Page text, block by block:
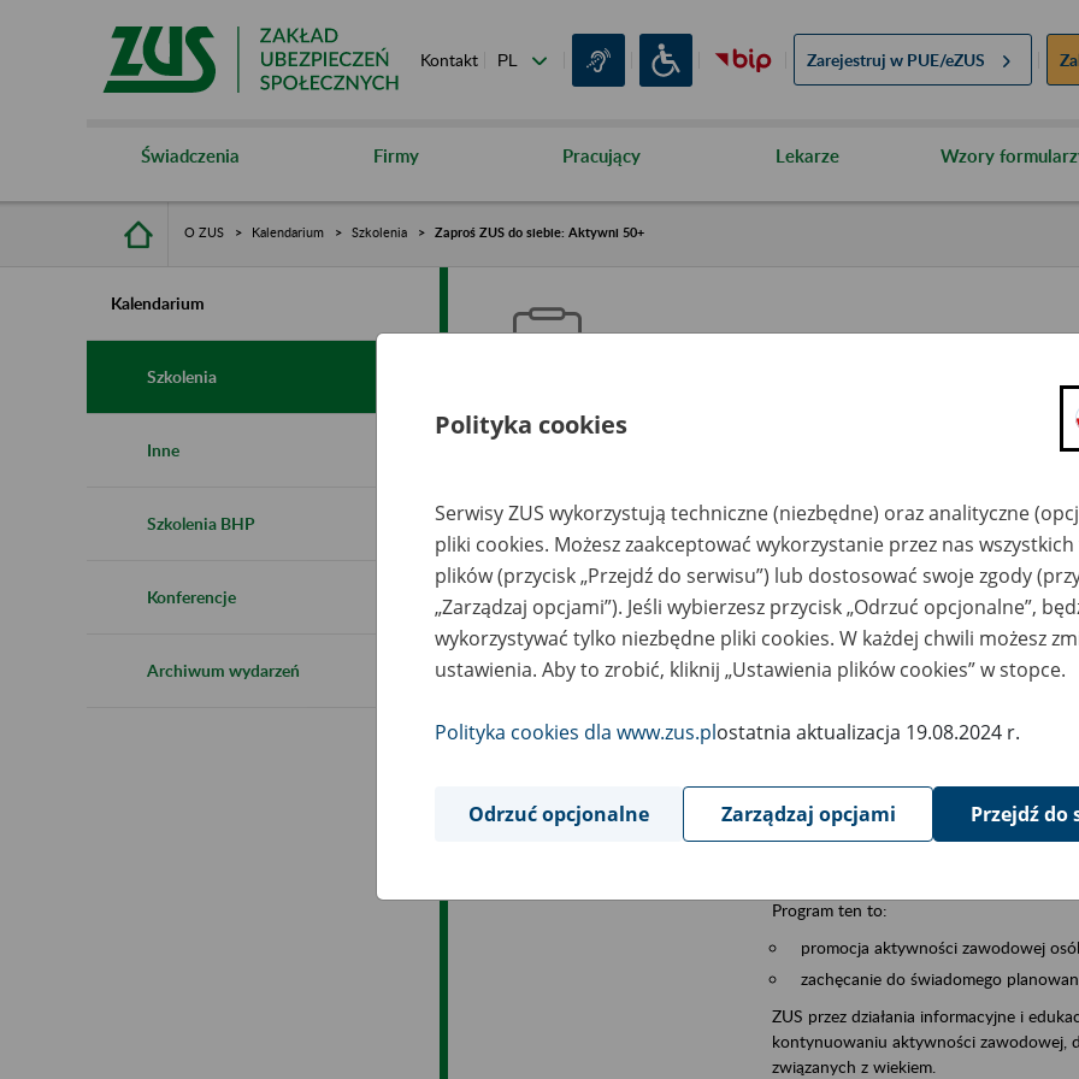
Kontakt Zarejestruj w PUE/eZUS
Świadczenia Firmy Pracujący Lekarze Wzory
O ZUS Kalendarium Szkolenia Zaproś ZUS do siebie: Aktywni 50+
Kalendarium
Szkolenia
Inne
Szkolenia BHP
Konferencje
Archiwum wydarzeń
Zaproś ZUS do siebie: Aktywni
Rodzaj wydarzenia Szkolenia
Obszar merytoryczny płatnicy, ubezpieczeni, świadczeniobiorcy
Opis wydarzenia
Szkolenie stacjonarne w siedzibie firmy,
Zgłoszenia przyjmujemy na adres e-mail:
W temacie wiadomości wpisz: Zaproś
Poznań/Konin/Koło/Turek/Słupca/
Aktywni 50+ to inicjatywa, która
Program ten to:
promocja aktywności zawodowej
zachęcanie do świadomego
ZUS przez działania informacyjne i
kontynuowaniu aktywności zawodowej,
związanych z wiekiem.
Polityka cookies
Serwisy ZUS wykorzystują techniczne (niezbędne) oraz analityczne
pliki cookies. Możesz zaakceptować wykorzystanie przez nas
plików (przycisk „Przejdź do serwisu”) lub dostosować swoje zgody
„Zarządzaj opcjami”). Jeśli wybierzesz przycisk „Odrzuć opcjonalne”,
wykorzystywać tylko niezbędne pliki cookies. W każdej chwili możesz
ustawienia. Aby to zrobić, kliknij „Ustawienia plików cookies” w stopce.
Polityka cookies dla www.zus.plostatnia aktualizacja 19.08.2024 r.
Odrzuć opcjonalne Zarządzaj opcjami Przejdź do